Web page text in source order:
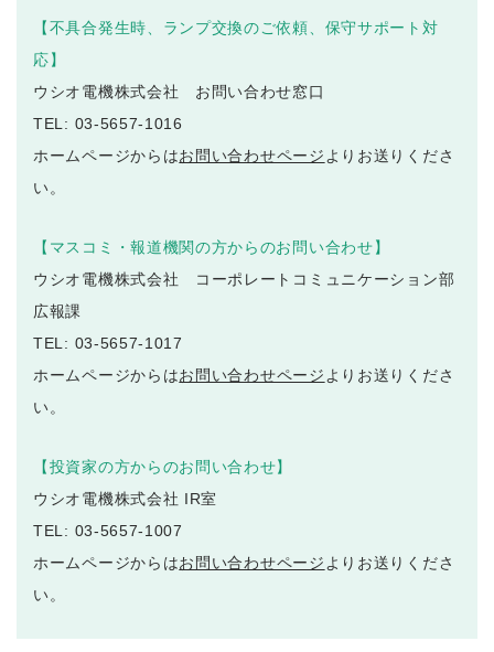
【不具合発生時、ランプ交換のご依頼、保守サポート対
応】
ウシオ電機株式会社 お問い合わせ窓口
TEL: 03-5657-1016
ホームページからはお問い合わせページ よりお送りくださ
い。
【マスコミ・報道機関の方からのお問い合わせ】
ウシオ電機株式会社 コーポレートコミュニケーション部
広報課
TEL: 03-5657-1017
ホームページからはお問い合わせページ よりお送りくださ
い。
【投資家の方からのお問い合わせ】
ウシオ電機株式会社 IR室
TEL: 03-5657-1007
ホームページからはお問い合わせページ よりお送りくださ
い。